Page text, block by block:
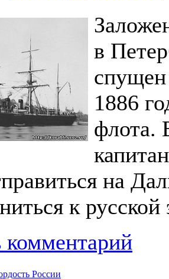
в
спущен
1886
флота.
на
к
комментарий
России